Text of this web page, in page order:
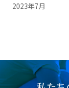
2023年7月